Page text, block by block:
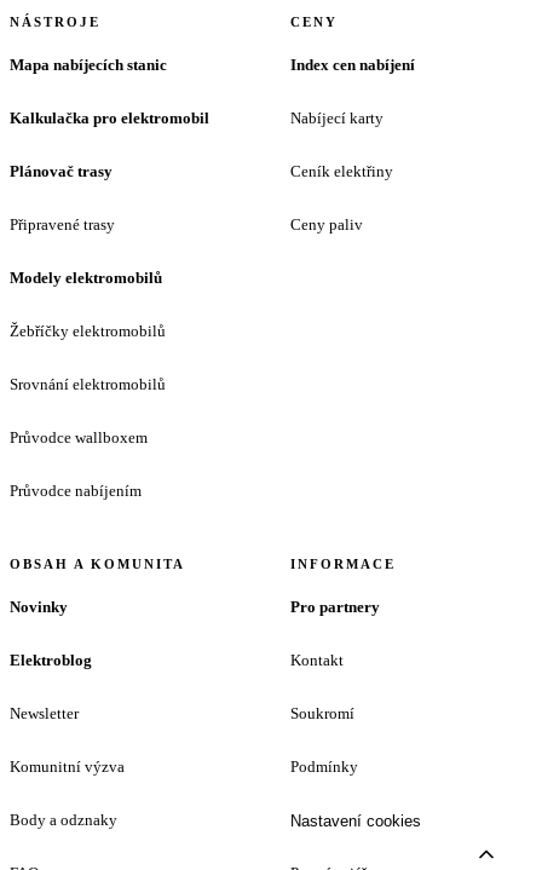
NÁSTROJE
Mapa nabíjecích stanic
Kalkulačka pro elektromobil
Plánovač trasy
Připravené trasy
Modely elektromobilů
Žebříčky elektromobilů
Srovnání elektromobilů
Průvodce wallboxem
Průvodce nabíjením
CENY
Index cen nabíjení
Nabíjecí karty
Ceník elektřiny
Ceny paliv
OBSAH A KOMUNITA
Novinky
Elektroblog
Newsletter
Komunitní výzva
Body a odznaky
INFORMACE
Pro partnery
Kontakt
Soukromí
Podmínky
Nastavení cookies